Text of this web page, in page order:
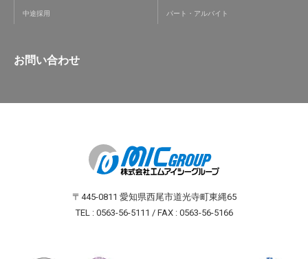
中途採用 パート・アルバイト
お問い合わせ
〒445-0811 愛知県西尾市道光寺町東縄65
TEL : 0563-56-5111 / FAX : 0563-56-5166